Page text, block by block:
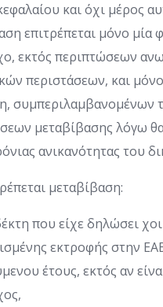
και όχι μέρος
επιτρέπεται μόνο μία
εκτός περιπτώσεων
περιστάσεων, και
συμπεριλαμβανομένων
μεταβίβασης λόγω
ανικανότητας του
μεταβίβαση:
που είχε δηλώσει
εκτροφής στην
έτους, εκτός αν